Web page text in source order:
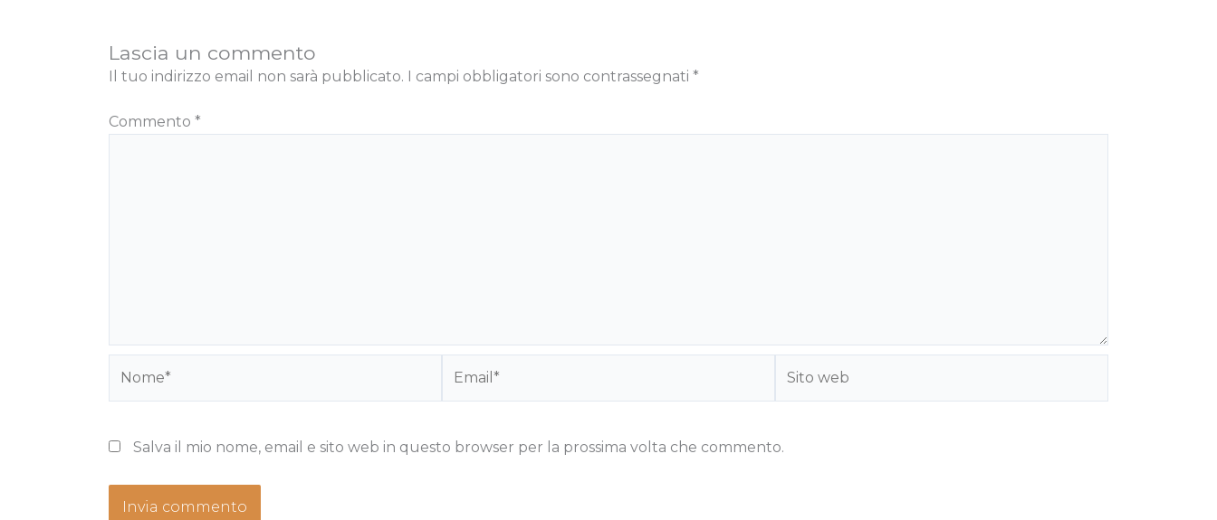
Lascia un commento
Il tuo indirizzo email non sarà pubblicato. I campi obbligatori sono contrassegnati *
Commento *
web
Salva il mio nome, email e sito web in questo browser per la prossima volta che commento.